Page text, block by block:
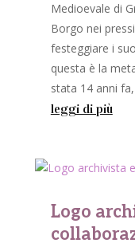
Medioevale di
Borgo nei
festeggiare i
questa è la
stata 14 anni
leggi di più
Logo